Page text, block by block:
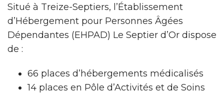
Situé à Treize-Septiers, l’Établissement
d’Hébergement pour Personnes Âgées
Dépendantes (EHPAD) Le Septier d’Or dispose
de :
66 places d’hébergements médicalisés
14 places en Pôle d’Activités et de Soins